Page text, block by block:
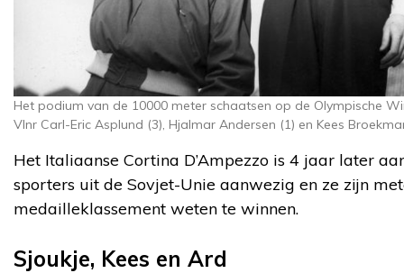
Het podium van de 10000 meter schaatsen op de Olympische
Vlnr Carl-Eric Asplund (3), Hjalmar Andersen (1) en Kees
Het Italiaanse Cortina D’Ampezzo is 4 jaar later
sporters uit de Sovjet-Unie aanwezig en ze zijn
medailleklassement weten te winnen.
Sjoukje, Kees en Ard